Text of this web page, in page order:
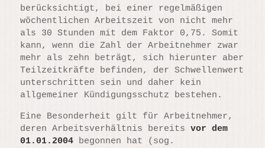
berücksichtigt, bei einer regelmäßigen
wöchentlichen Arbeitszeit von nicht mehr
als 30 Stunden mit dem Faktor 0,75. Somit
kann, wenn die Zahl der Arbeitnehmer zwar
mehr als zehn beträgt, sich hierunter aber
Teilzeitkräfte befinden, der Schwellenwert
unterschritten sein und daher kein
allgemeiner Kündigungsschutz bestehen.
Eine Besonderheit gilt für Arbeitnehmer,
deren Arbeitsverhältnis bereits vor dem
01.01.2004 begonnen hat (sog.